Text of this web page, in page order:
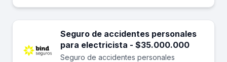
Seguro de accidentes personales
para electricista - $35.000.000
Seguro de accidentes personales